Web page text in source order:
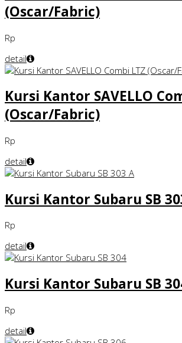
(Oscar/Fabric)
Rp
detail
Kursi Kantor SAVELLO
(Oscar/Fabric)
Rp
detail
Kursi Kantor Subaru SB
Rp
detail
Kursi Kantor Subaru SB
Rp
detail